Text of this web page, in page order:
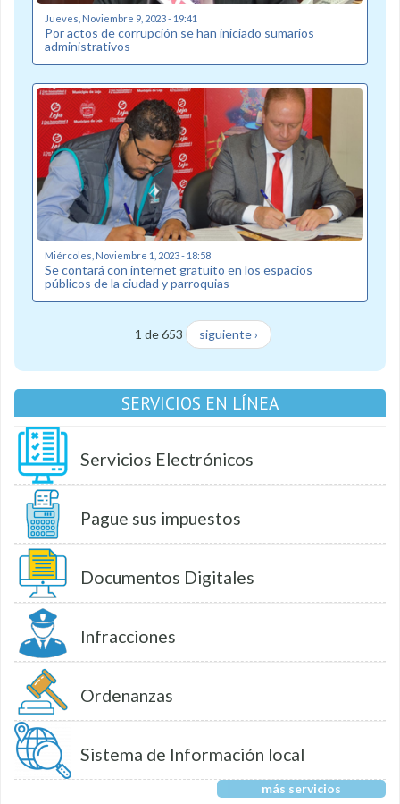
Jueves, Noviembre 9, 2023 - 19:41
Por actos de corrupción se han iniciado sumarios
administrativos
Miércoles, Noviembre 1, 2023 - 18:58
Se contará con internet gratuito en los espacios
públicos de la ciudad y parroquias
1 de 653 siguiente ›
SERVICIOS EN LÍNEA
Servicios Electrónicos
Pague sus impuestos
Documentos Digitales
Infracciones
Ordenanzas
Sistema de Información local
más servicios